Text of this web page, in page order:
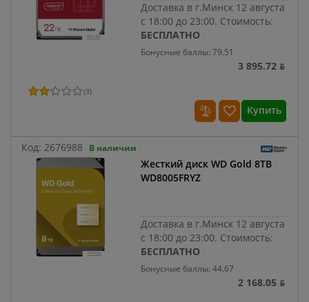
Доставка в г.Минск 12 августа
с 18:00 до 23:00. Стоимость:
БЕСПЛАТНО
Бонусные баллы: 79.51
3 895.72 ƃ
(3)
Купить
Код: 2676988 В наличии
Жесткий диск WD Gold 8TB
WD8005FRYZ
Доставка в г.Минск 12 августа
с 18:00 до 23:00. Стоимость:
БЕСПЛАТНО
Бонусные баллы: 44.67
2 168.05 ƃ